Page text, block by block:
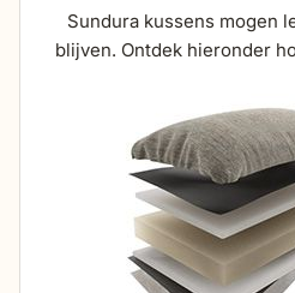
Sundura kussens mogen
blijven. Ontdek hieronder